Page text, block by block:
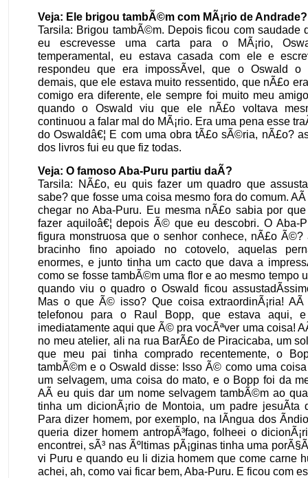
Veja: Ele brigou tambÃ©m com MÃ¡rio de Andrade?
Tarsila: Brigou tambÃ©m. Depois ficou com saudade
eu escrevesse uma carta para o MÃ¡rio,
temperamental, eu estava casada com ele e
respondeu que era impossÃ­vel, que o Oswald o
demais, que ele estava muito ressentido, que nÃ£o
comigo era diferente, ele sempre foi muito meu
quando o Oswald viu que ele nÃ£o voltava
continuou a falar mal do MÃ¡rio. Era uma pena esse
do Oswaldâ€¦ E com uma obra tÃ£o sÃ©ria, nÃ£o?
dos livros fui eu que fiz todas.
Veja: O famoso Aba-Puru partiu daÃ­?
Tarsila: NÃ£o, eu quis fazer um quadro que
sabe? que fosse uma coisa mesmo fora do comum.
chegar no Aba-Puru. Eu mesma nÃ£o sabia por
fazer aquiloâ€¦ depois Ã© que eu descobri. O Aba-
figura monstruosa que o senhor conhece, nÃ£o Ã©?
bracinho fino apoiado no cotovelo, aquelas
enormes, e junto tinha um cacto que dava a
como se fosse tambÃ©m uma flor e ao mesmo tempo
quando viu o quadro o Oswald ficou
Mas o que Ã© isso? Que coisa extraordinÃ¡ria! AÃ­
telefonou para o Raul Bopp, que estava aqui,
imediatamente aqui que Ã© pra vocÃªver uma coisa!
no meu atelier, ali na rua BarÃ£o de Piracicaba, um
que meu pai tinha comprado recentemente, o
tambÃ©m e o Oswald disse: Isso Ã© como uma
um selvagem, uma coisa do mato, e o Bopp foi da
AÃ­ eu quis dar um nome selvagem tambÃ©m ao
tinha um dicionÃ¡rio de Montoia, um padre jesuÃ­ta
Para dizer homem, por exemplo, na lÃ­ngua dos
queria dizer homem antropÃ³fago, folheei o
encontrei, sÃ³ nas Ãºltimas pÃ¡ginas tinha uma
vi Puru e quando eu li dizia homem que come carne
achei, ah, como vai ficar bem, Aba-Puru. E ficou com